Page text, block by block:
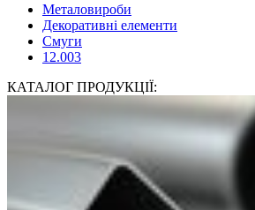
Металовироби
Декоративні елементи
Смуги
12.003
КАТАЛОГ ПРОДУКЦІЇ: